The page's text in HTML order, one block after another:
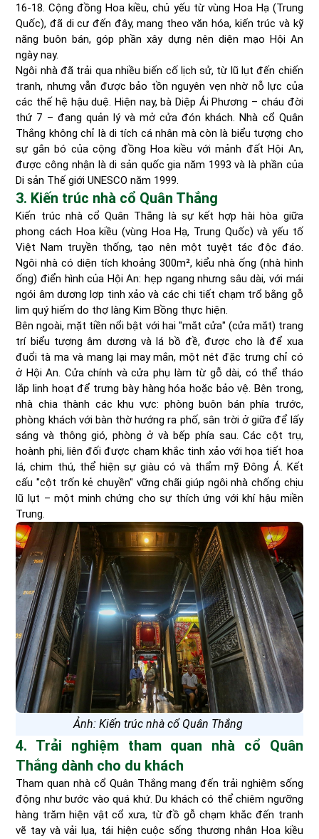
16-18. Cộng đồng Hoa kiều, chủ yếu từ vùng Hoa Hạ (Trung
Quốc), đã di cư đến đây, mang theo văn hóa, kiến trúc và kỹ
năng buôn bán, góp phần xây dựng nên diện mạo Hội An
ngày nay.
Ngôi nhà đã trải qua nhiều biến cố lịch sử, từ lũ lụt đến chiến
tranh, nhưng vẫn được bảo tồn nguyên vẹn nhờ nỗ lực của
các thế hệ hậu duệ. Hiện nay, bà Diệp Ái Phương – cháu đời
thứ 7 – đang quản lý và mở cửa đón khách. Nhà cổ Quân
Thắng không chỉ là di tích cá nhân mà còn là biểu tượng cho
sự gắn bó của cộng đồng Hoa kiều với mảnh đất Hội An,
được công nhận là di sản quốc gia năm 1993 và là phần của
Di sản Thế giới UNESCO năm 1999.
3. Kiến trúc nhà cổ Quân Thắng
Kiến trúc nhà cổ Quân Thắng là sự kết hợp hài hòa giữa
phong cách Hoa kiều (vùng Hoa Hạ, Trung Quốc) và yếu tố
Việt Nam truyền thống, tạo nên một tuyệt tác độc đáo.
Ngôi nhà có diện tích khoảng 300m², kiểu nhà ống (nhà hình
ống) điển hình của Hội An: hẹp ngang nhưng sâu dài, với mái
ngói âm dương lợp tinh xảo và các chi tiết chạm trổ bằng gỗ
lim quý hiếm do thợ làng Kim Bồng thực hiện.
Bên ngoài, mặt tiền nổi bật với hai "mắt cửa" (cửa mắt) trang
trí biểu tượng âm dương và lá bồ đề, được cho là để xua
đuổi tà ma và mang lại may mắn, một nét đặc trưng chỉ có
ở Hội An. Cửa chính và cửa phụ làm từ gỗ dài, có thể tháo
lắp linh hoạt để trưng bày hàng hóa hoặc bảo vệ. Bên trong,
nhà chia thành các khu vực: phòng buôn bán phía trước,
phòng khách với bàn thờ hướng ra phố, sân trời ở giữa để lấy
sáng và thông gió, phòng ở và bếp phía sau. Các cột trụ,
hoành phi, liên đối được chạm khắc tinh xảo với họa tiết hoa
lá, chim thú, thể hiện sự giàu có và thẩm mỹ Đông Á. Kết
cấu "cột trốn kẻ chuyền" vững chãi giúp ngôi nhà chống chịu
lũ lụt – một minh chứng cho sự thích ứng với khí hậu miền
Trung.
Ảnh: Kiến trúc nhà cổ Quân Thắng
4. Trải nghiệm tham quan nhà cổ Quân
Thắng dành cho du khách
Tham quan nhà cổ Quân Thắng mang đến trải nghiệm sống
động như bước vào quá khứ. Du khách có thể chiêm ngưỡng
hàng trăm hiện vật cổ xưa, từ đồ gỗ chạm khắc đến tranh
vẽ tay và vải lụa, tái hiện cuộc sống thương nhân Hoa kiều